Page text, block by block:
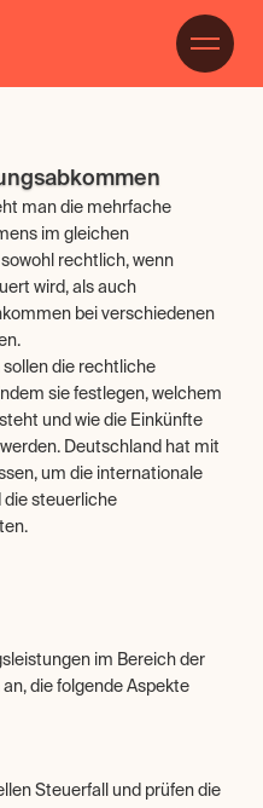
man die mehrfache
im gleichen
rechtlich, wenn
wird, als auch
bei verschiedenen
die rechtliche
sie festlegen, welchem
und wie die Einkünfte
Deutschland hat mit
um die internationale
die steuerliche
im Bereich der
die folgende Aspekte
Steuerfall und prüfen die